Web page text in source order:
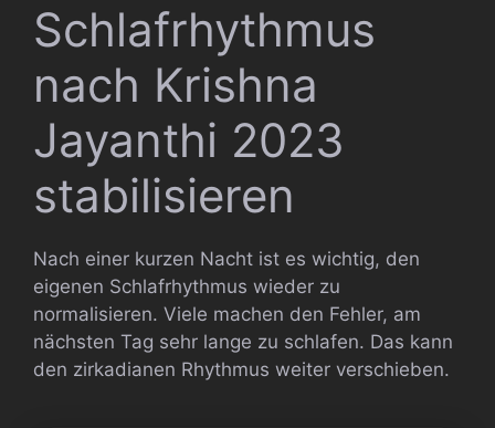
Schlafrhythmus
nach Krishna
Jayanthi 2023
stabilisieren
Nach einer kurzen Nacht ist es wichtig, den
eigenen Schlafrhythmus wieder zu
normalisieren. Viele machen den Fehler, am
nächsten Tag sehr lange zu schlafen. Das kann
den zirkadianen Rhythmus weiter verschieben.